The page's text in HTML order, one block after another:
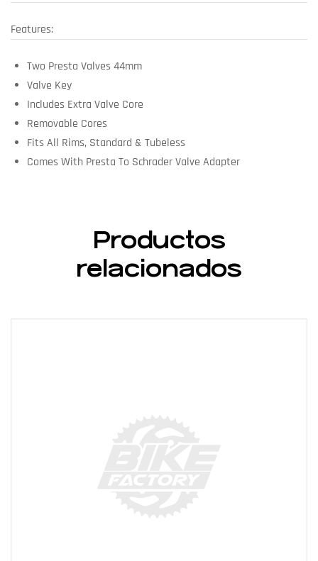
Features:
Two Presta Valves 44mm
Valve Key
Includes Extra Valve Core
Removable Cores
Fits All Rims, Standard & Tubeless
Comes With Presta To Schrader Valve Adapter
Productos
relacionados